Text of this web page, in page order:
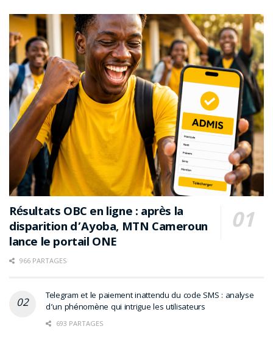
Résultats OBC en ligne : après la
disparition d’Ayoba, MTN Cameroun
lance le portail ONE
966 PARTAGES
Telegram et le paiement inattendu du code SMS : analyse
d’un phénomène qui intrigue les utilisateurs
693 PARTAGES